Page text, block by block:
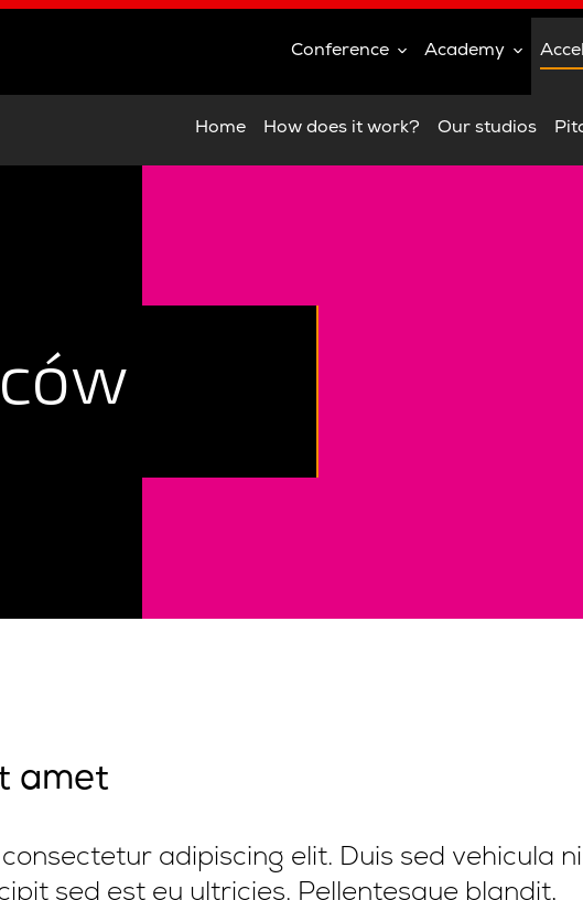
Conference Academy
Home How does it work? Our studios
amet
adipiscing elit. Duis sed vehicula
sed est eu ultricies. Pellentesque blandit,